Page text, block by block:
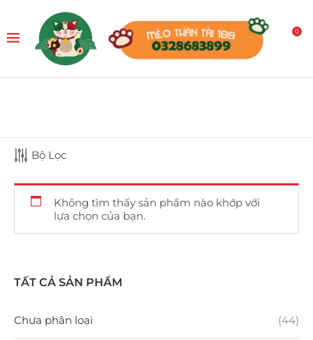
0
Bộ Lọc
Không tìm thấy sản phẩm nào khớp với
lựa chọn của bạn.
TẤT CẢ SẢN PHẨM
Chưa phân loại (44)